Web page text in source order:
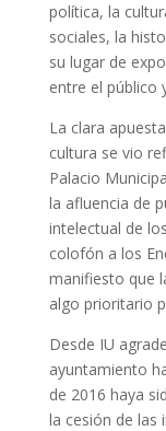
política, la
sociales, la
su lugar de
entre el público
La clara
cultura se vio
Palacio
la afluencia de
intelectual de
colofón a los
manifiesto que
algo prioritario
Desde IU
ayuntamiento
de 2016 haya
la cesión de las